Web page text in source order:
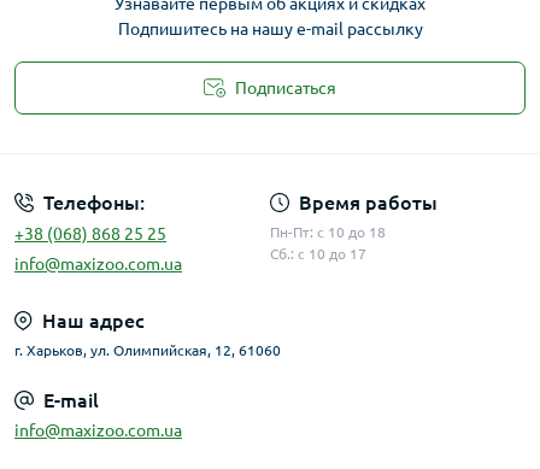
Подпишитесь на нашу e-mail рассылку
Подписаться
Телефоны:
+38 (068) 868 25 25
info@maxizoo.com.ua
Время работы
Пн-Пт: с 10 до 18
Сб.: с 10 до 17
Наш адрес
г. Харьков, ул. Олимпийская, 12, 61060
E-mail
info@maxizoo.com.ua